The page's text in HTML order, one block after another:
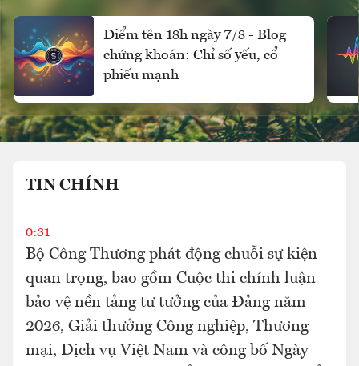
Điểm tên 18h ngày 7/8 - Blog
chứng khoán: Chỉ số yếu, cổ
phiếu mạnh
TIN CHÍNH
0:31
Bộ Công Thương phát động chuỗi sự kiện
quan trọng, bao gồm Cuộc thi chính luận
bảo vệ nền tảng tư tưởng của Đảng năm
2026, Giải thưởng Công nghiệp, Thương
mại, Dịch vụ Việt Nam và công bố Ngày